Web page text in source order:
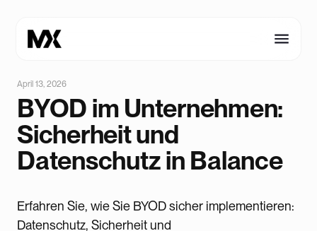
April 13, 2026
BYOD im Unternehmen:
Sicherheit und
Datenschutz in Balance
Erfahren Sie, wie Sie BYOD sicher implementieren:
Datenschutz, Sicherheit und